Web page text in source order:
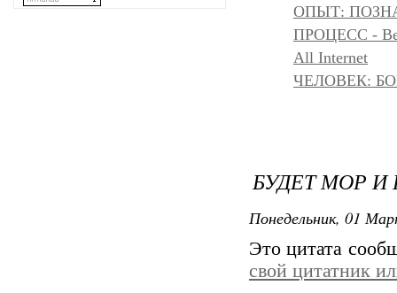
ОПЫТ:
ПРОЦЕСС -
All Internet
ЧЕЛОВЕК:
БУДЕТ МОР
Понедельник, 01
Это цитата
свой цитатник